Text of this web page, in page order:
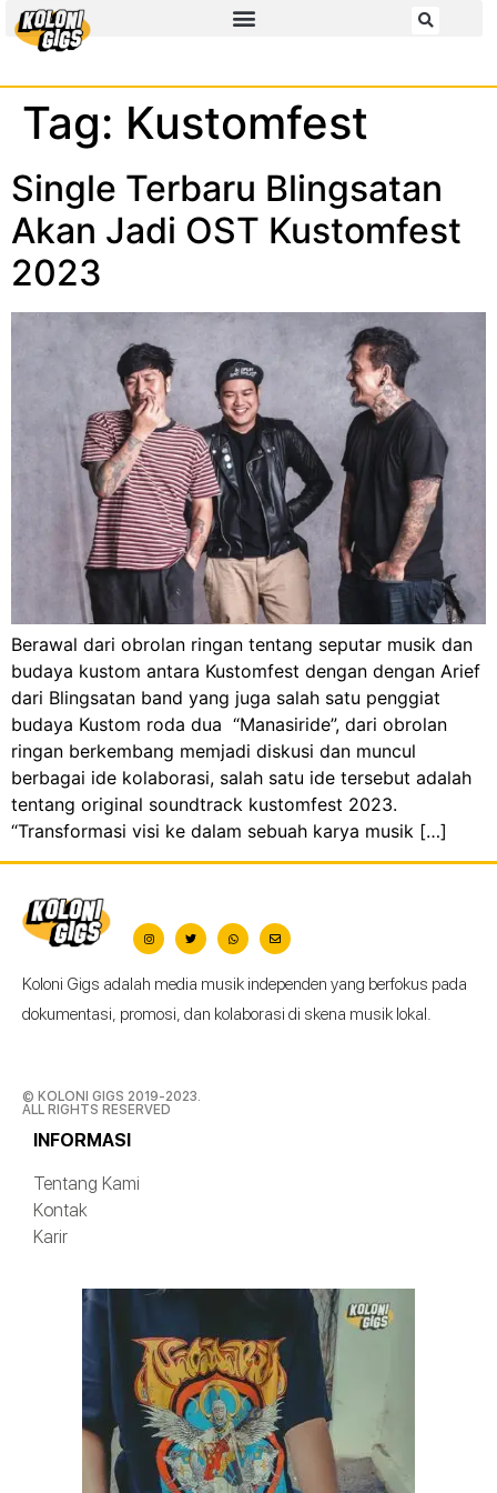
Tag: Kustomfest
Single Terbaru Blingsatan
Akan Jadi OST Kustomfest
2023
Berawal dari obrolan ringan tentang seputar musik dan
budaya kustom antara Kustomfest dengan dengan Arief
dari Blingsatan band yang juga salah satu penggiat
budaya Kustom roda dua “Manasiride”, dari obrolan
ringan berkembang memjadi diskusi dan muncul
berbagai ide kolaborasi, salah satu ide tersebut adalah
tentang original soundtrack kustomfest 2023.
“Transformasi visi ke dalam sebuah karya musik […]
Koloni Gigs adalah media musik independen yang berfokus pada
dokumentasi, promosi, dan kolaborasi di skena musik lokal.
© KOLONI GIGS 2019-2023.
ALL RIGHTS RESERVED
INFORMASI
Tentang Kami
Kontak
Karir